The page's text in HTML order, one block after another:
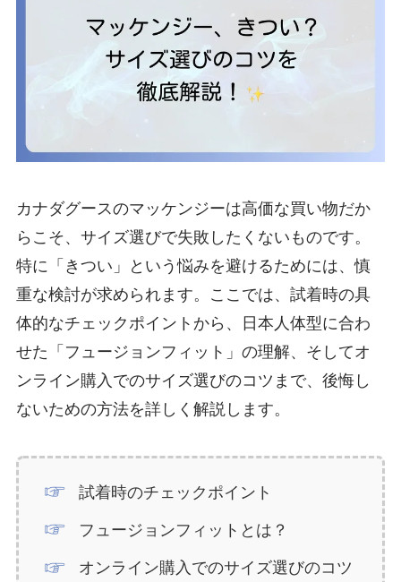
カナダグースのマッケンジーは高価な買い物だか
らこそ、サイズ選びで失敗したくないものです。
特に「きつい」という悩みを避けるためには、慎
重な検討が求められます。ここでは、試着時の具
体的なチェックポイントから、日本人体型に合わ
せた「フュージョンフィット」の理解、そしてオ
ンライン購入でのサイズ選びのコツまで、後悔し
ないための方法を詳しく解説します。
試着時のチェックポイント
フュージョンフィットとは？
オンライン購入でのサイズ選びのコツ